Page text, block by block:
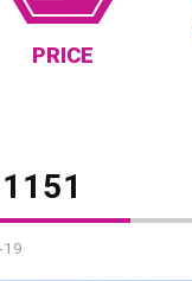
PRICE
19